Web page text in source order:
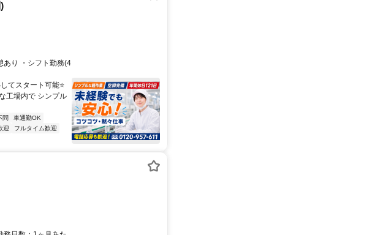
り ・シフト勤務(4
てスタート可能⭐
工場内で シンプル
問
車通勤OK
迎
フルタイム歓迎